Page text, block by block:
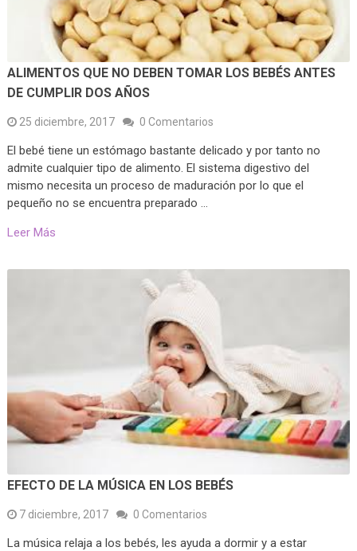
ALIMENTOS QUE NO DEBEN TOMAR LOS BEBÉS ANTES
DE CUMPLIR DOS AÑOS
25 diciembre, 2017 0 Comentarios
El bebé tiene un estómago bastante delicado y por tanto no
admite cualquier tipo de alimento. El sistema digestivo del
mismo necesita un proceso de maduración por lo que el
pequeño no se encuentra preparado …
Leer Más
EFECTO DE LA MÚSICA EN LOS BEBÉS
7 diciembre, 2017 0 Comentarios
La música relaja a los bebés, les ayuda a dormir y a estar